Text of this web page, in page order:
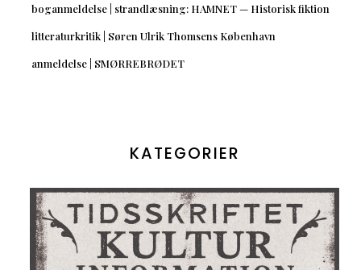
boganmeldelse | strandlæsning: HAMNET — Historisk fiktion
litteraturkritik | Søren Ulrik Thomsens København
anmeldelse | SMØRREBRØDET
KATEGORIER